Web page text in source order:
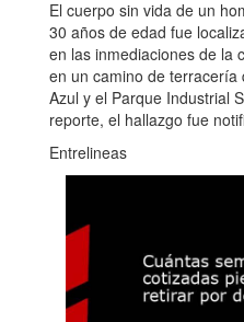
El cuerpo sin vida de un
30 años de edad fue
en las inmediaciones de la
en un camino de terracería
Azul y el Parque Industrial
reporte, el hallazgo fue
Entrelineas